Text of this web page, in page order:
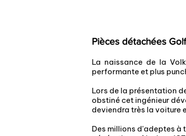
Pièces détachées Golf
La naissance de la
performante et plus
Lors de la présentation
obstiné cet ingénieur
deviendra très la voiture
Des millions d'adeptes à